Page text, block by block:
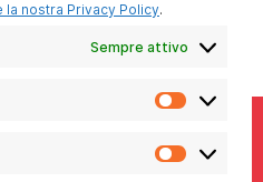
la nostra Privacy Policy.
Sempre attivo
Cookie
Cookie